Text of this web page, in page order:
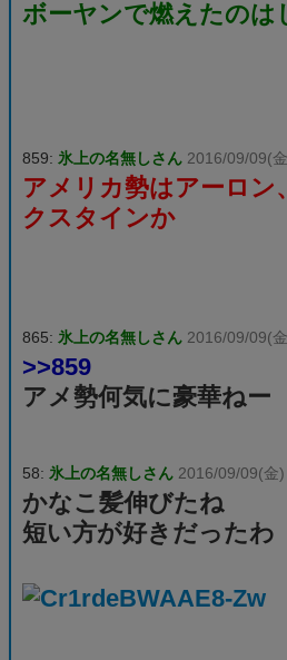
ボーヤンで燃えたのは
859: 氷上の名無しさん 2016/09/09(
アメリカ勢はアーロン
クスタインか
865: 氷上の名無しさん 2016/09/09(
>>859
アメ勢何気に豪華ねー
58: 氷上の名無しさん 2016/09/09(金
かなこ髪伸びたね
短い方が好きだったわ